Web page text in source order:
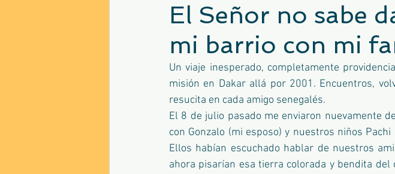
El Señor no sabe
mi barrio con mi
Un viaje inesperado, completamente
misión en Dakar allá por 2001. Encuentros,
resucita en cada amigo senegalés.
El 8 de julio pasado me enviaron nuevamente
con Gonzalo (mi esposo) y nuestros niños
Ellos habían escuchado hablar de nuestros
ahora pisarían esa tierra colorada y bendita